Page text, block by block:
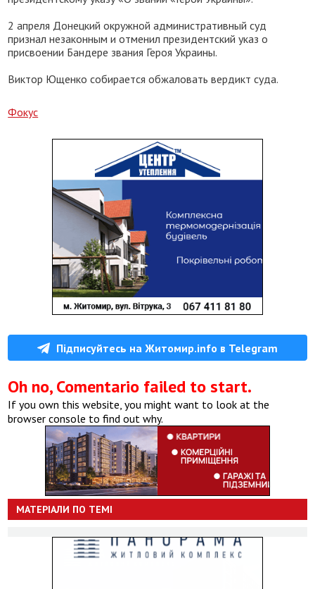
2 апреля Донецкий окружной административный суд
признал незаконным и отменил президентский указ о
присвоении Бандере звания Героя Украины.
Виктор Ющенко собирается обжаловать вердикт суда.
Фокус
Підписуйтесь на Житомир.info в Telegram
Oh no, Comentario failed to start.
If you own this website, you might want to look at the
browser console to find out why.
МАТЕРІАЛИ ПО ТЕМІ